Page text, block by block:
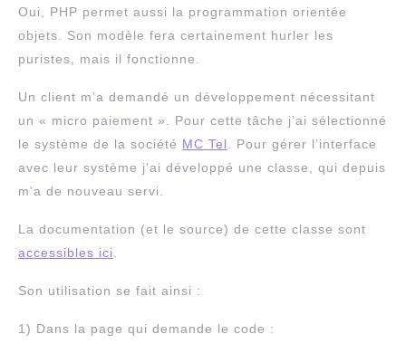
Oui, PHP permet aussi la programmation orientée
objets. Son modèle fera certainement hurler les
puristes, mais il fonctionne.
Un client m’a demandé un développement nécessitant
un « micro paiement ». Pour cette tâche j’ai sélectionné
le système de la société MC Tel
. Pour gérer l’interface
avec leur système j’ai développé une classe, qui depuis
m’a de nouveau servi.
La documentation (et le source) de cette classe sont
accessibles ici
Son utilisation se fait ainsi :
1) Dans la page qui demande le code :